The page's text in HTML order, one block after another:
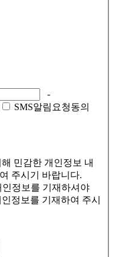
-
SMS알림요청동의
민감한 개인정보 내
주시기 바랍니다.
정보를 기재하셔야
정보를 기재하여 주시